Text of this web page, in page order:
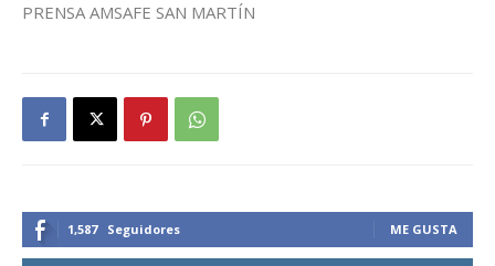
PRENSA AMSAFE SAN MARTÍN
1,587 Seguidores ME GUSTA